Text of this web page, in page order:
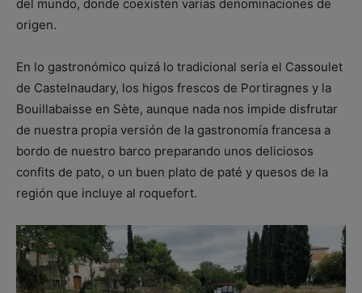
del mundo, donde coexisten varias denominaciones de
origen.
En lo gastronómico quizá lo tradicional sería el Cassoulet
de Castelnaudary, los higos frescos de Portiragnes y la
Bouillabaisse en Sète, aunque nada nos impide disfrutar
de nuestra propia versión de la gastronomía francesa a
bordo de nuestro barco preparando unos deliciosos
confits de pato, o un buen plato de paté y quesos de la
región que incluye al roquefort.